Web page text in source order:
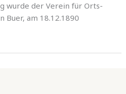
wurde der Verein für Orts-
Buer, am 18.12.1890